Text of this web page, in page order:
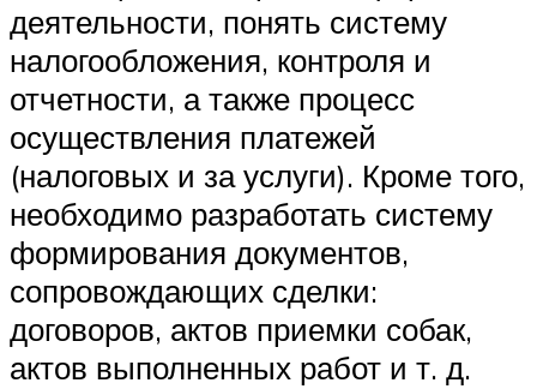
деятельности, понять систему
налогообложения, контроля и
отчетности, а также процесс
осуществления платежей
(налоговых и за услуги). Кроме того,
необходимо разработать систему
формирования документов,
сопровождающих сделки:
договоров, актов приемки собак,
актов выполненных работ и т. д.